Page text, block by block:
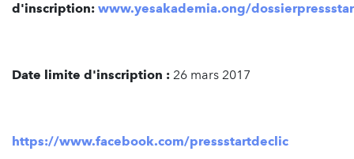
d'inscription: www.yesakademia.ong/
Date limite d'inscription : 26 mars 2017
https://www.facebook.com/pressstartdeclic